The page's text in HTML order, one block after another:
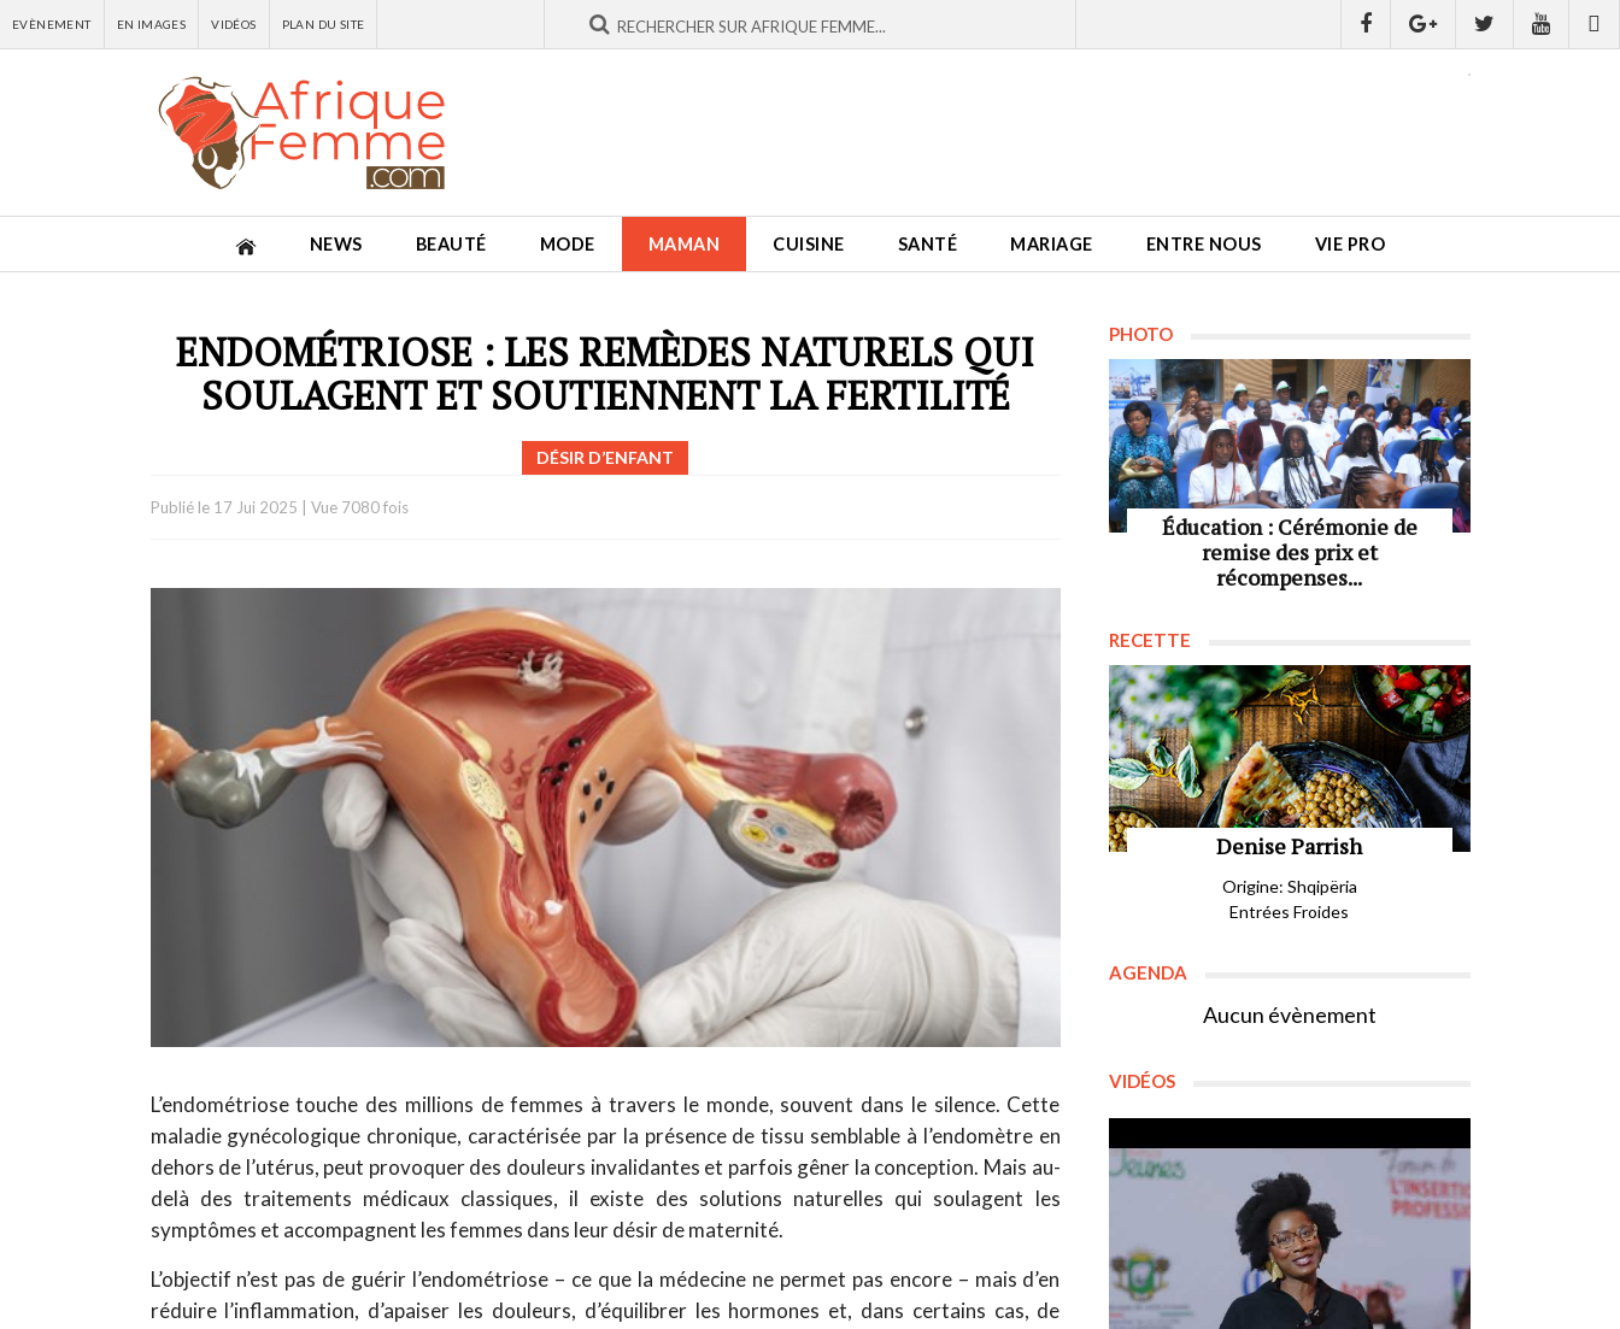
EVÈNEMENT EN IMAGES VIDÉOS PLAN DU SITE
NEWS BEAUTÉ MODE MAMAN CUISINE SANTÉ MARIAGE ENTRE NOUS VIE PRO
ENDOMÉTRIOSE : LES REMÈDES NATURELS QUI
SOULAGENT ET SOUTIENNENT LA FERTILITÉ
DÉSIR D’ENFANT
Publié le 17 Jui 2025 Vue 7080 fois
L’endométriose touche des millions de femmes à travers le monde, souvent dans le silence. Cette
maladie gynécologique chronique, caractérisée par la présence de tissu semblable à l’endomètre en
dehors de l’utérus, peut provoquer des douleurs invalidantes et parfois gêner la conception. Mais au-
delà des traitements médicaux classiques, il existe des solutions naturelles qui soulagent les
symptômes et accompagnent les femmes dans leur désir de maternité.
L’objectif n’est pas de guérir l’endométriose – ce que la médecine ne permet pas encore – mais d’en
réduire l’inflammation, d’apaiser les douleurs, d’équilibrer les hormones et, dans certains cas, de
PHOTO
Éducation : Cérémonie de
remise des prix et
récompenses...
RECETTE
Denise Parrish
Origine: Shqipëria
Entrées Froides
AGENDA
Aucun évènement
VIDÉOS